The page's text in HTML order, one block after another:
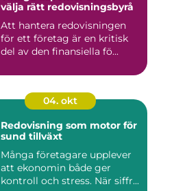
välja rätt redovisningsbyrå
Att hantera redovisningen
för ett företag är en kritisk
del av den finansiella fö...
04. okt
Redovisning som motor för
sund tillväxt
Många företagare upplever
att ekonomin både ger
kontroll och stress. När siffr...